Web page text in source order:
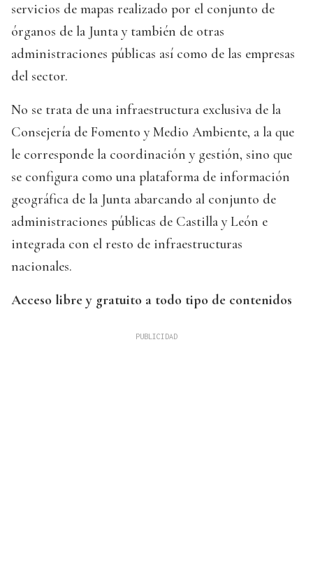
servicios de mapas realizado por el conjunto de
órganos de la Junta y también de otras
administraciones públicas así como de las empresas
del sector.
No se trata de una infraestructura exclusiva de la
Consejería de Fomento y Medio Ambiente, a la que
le corresponde la coordinación y gestión, sino que
se configura como una plataforma de información
geográfica de la Junta abarcando al conjunto de
administraciones públicas de Castilla y León e
integrada con el resto de infraestructuras
nacionales.
Acceso libre y gratuito a todo tipo de contenidos